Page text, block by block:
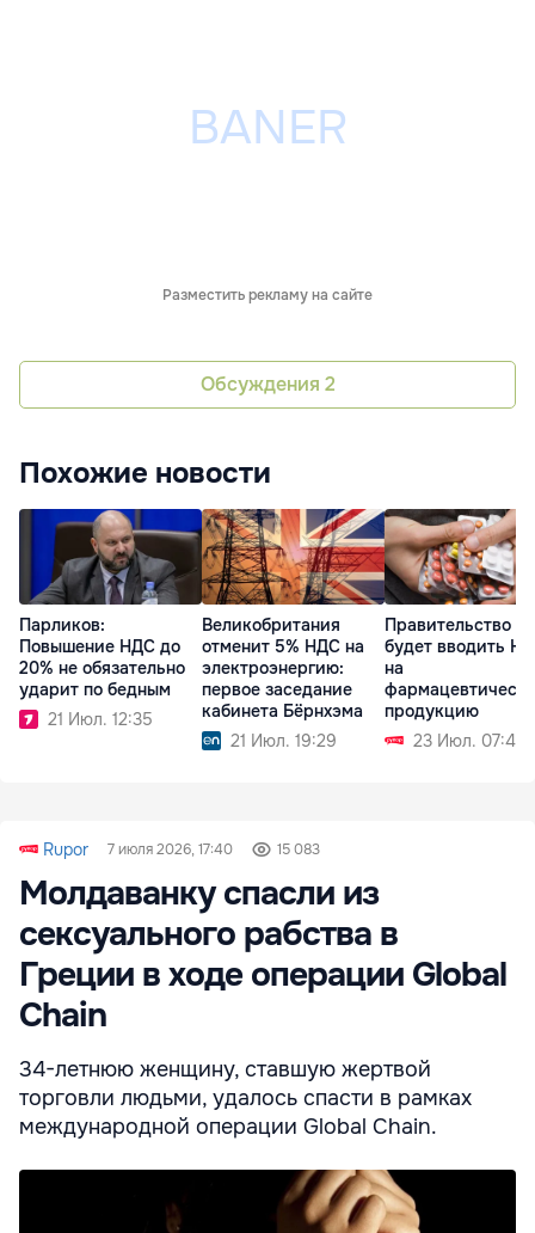
Разместить рекламу на сайте
Обсуждения 2
Похожие новости
Парликов:
Повышение НДС до
20% не обязательно
ударит по бедным
21 Июл. 12:35
Великобритания
отменит 5% НДС на
электроэнергию:
первое заседание
кабинета Бёрнхэма
21 Июл. 19:29
Правительство не
будет вводить
на
продукцию
23 Июл. 07:45
Rupor 7 июля 2026, 17:40 15 083
Молдаванку спасли из
сексуального рабства в
Греции в ходе операции Global
Chain
34-летнюю женщину, ставшую жертвой
торговли людьми, удалось спасти в рамках
международной операции Global Chain.